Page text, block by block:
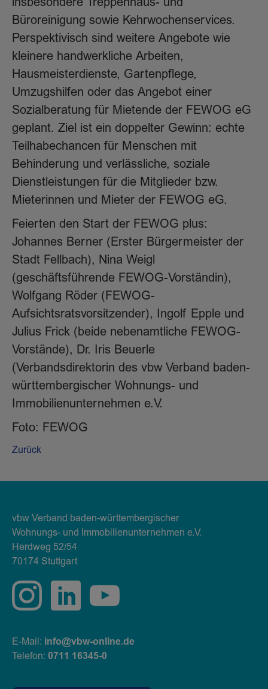
Büroreinigung sowie Kehrwochenservices.
Perspektivisch sind weitere Angebote wie
kleinere handwerkliche Arbeiten,
Hausmeisterdienste, Gartenpflege,
Umzugshilfen oder das Angebot einer
Sozialberatung für Mietende der FEWOG eG
geplant. Ziel ist ein doppelter Gewinn: echte
Teilhabechancen für Menschen mit
Behinderung und verlässliche, soziale
Dienstleistungen für die Mitglieder bzw.
Mieterinnen und Mieter der FEWOG eG.
Feierten den Start der FEWOG plus:
Johannes Berner (Erster Bürgermeister der
Stadt Fellbach), Nina Weigl
(geschäftsführende FEWOG-Vorständin),
Wolfgang Röder (FEWOG-
Aufsichtsratsvorsitzender), Ingolf Epple und
Julius Frick (beide nebenamtliche FEWOG-
Vorstände), Dr. Iris Beuerle
(Verbandsdirektorin des vbw Verband baden-
württembergischer Wohnungs- und
Immobilienunternehmen e.V.
Foto: FEWOG
Zurück
vbw Verband baden-württembergischer
Wohnungs- und Immobilienunternehmen e.V.
Herdweg 52/54
70174 Stuttgart
E-Mail: info@vbw-online.de
Telefon: 0711 16345-0